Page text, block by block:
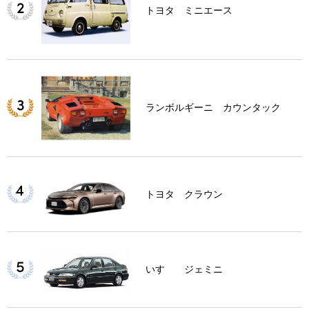
トヨタ ミニエース
ランボルギーニ カウンタック
トヨタ クラウン
いすゞ ジェミニ